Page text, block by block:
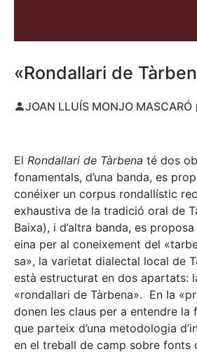
«Rondallari de
JOAN LLUÍS MONJO MASCARÓ
El Rondallari de Tàrbena té dos
fonamentals, d’una banda, es
conéixer un corpus rondallístic
exhaustiva de la tradició oral de
Baixa), i d’altra banda, es
eina per al coneixement del
sa», la varietat dialectal local de
està estructurat en dos apartats:
«rondallari de Tàrbena». En la
donen les claus per a entendre la
que parteix d’una metodologia
en el treball de camp sobre fonts